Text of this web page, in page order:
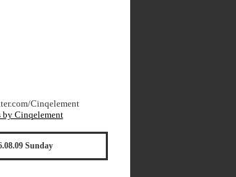
Cinqelement
by Cinqelement
Sunday